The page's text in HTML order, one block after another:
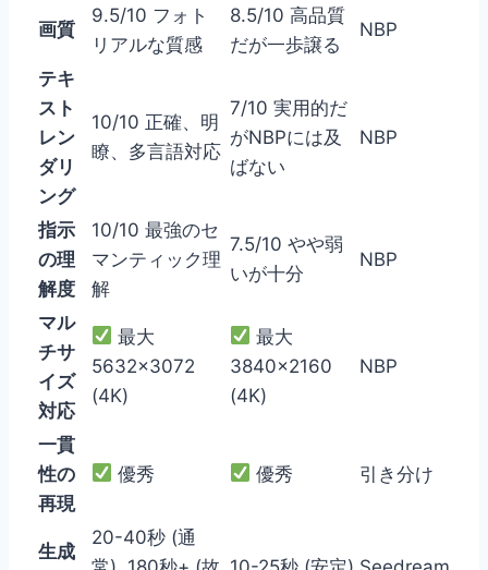
画質
9.5/10 フォト
リアルな質感
8.5/10 高品質
だが一歩譲る
NBP
テキ
スト
レン
ダリ
ング
10/10 正確、明
瞭、多言語対応
7/10 実用的だ
がNBPには及
ばない
NBP
指示
の理
解度
10/10 最強のセ
マンティック理
解
7.5/10 やや弱
いが十分
NBP
マル
チサ
イズ
対応
最大
5632×3072
(4K)
最大
3840×2160
(4K)
NBP
一貫
性の
再現
優秀 優秀 引き分け
生成
20-40秒 (通